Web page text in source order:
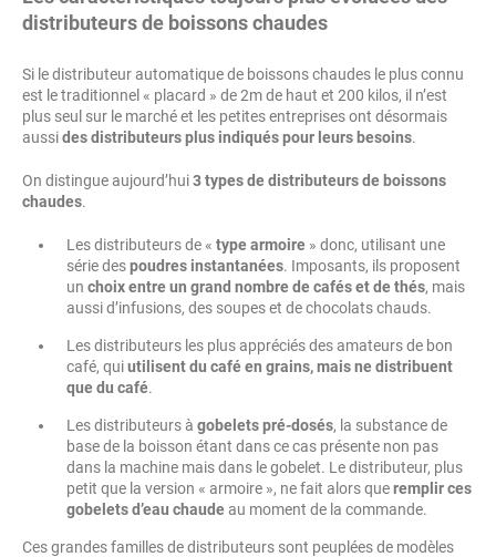
distributeurs de boissons chaudes
Si le distributeur automatique de boissons chaudes le plus connu
est le traditionnel « placard » de 2m de haut et 200 kilos, il n’est
plus seul sur le marché et les petites entreprises ont désormais
aussides distributeurs plus indiqués pour leurs besoins.
On distingue aujourd’hui3 types de distributeurs de boissons
chaudes.
Les distributeurs de « type armoire » donc, utilisant une
série despoudres instantanées. Imposants, ils proposent
un choix entre un grand nombre de cafés et de thés, mais
aussi d’infusions, des soupes et de chocolats chauds.
Les distributeurs les plus appréciés des amateurs de bon
café, quiutilisent du café en grains, mais ne distribuent
que du café.
Les distributeurs à gobelets pré-dosés, la substance de
base de la boisson étant dans ce cas présente non pas
dans la machine mais dans le gobelet. Le distributeur, plus
petit que la version « armoire », ne fait alors queremplir ces
gobelets d’eau chaudeau moment de la commande.
Ces grandes familles de distributeurs sont peuplées de modèles